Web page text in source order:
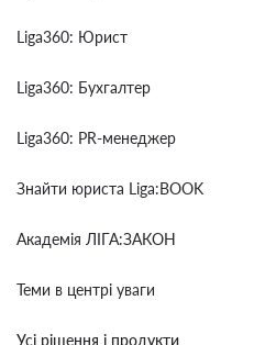
Liga360: Юрист
Liga360: Бухгалтер
Liga360: PR-менеджер
Знайти юриста Liga:BOOK
Академія ЛІГА:ЗАКОН
Теми в центрі уваги
Усі рішення і продукти